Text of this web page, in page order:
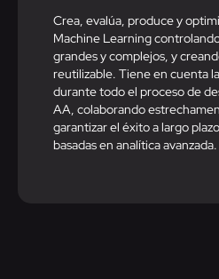
Crea, evalúa, produce y
Machine Learning
grandes y complejos, y
reutilizable. Tiene en cuenta
durante todo el proceso de
AA, colaborando
garantizar el éxito a largo
basadas en analítica avanzada.​